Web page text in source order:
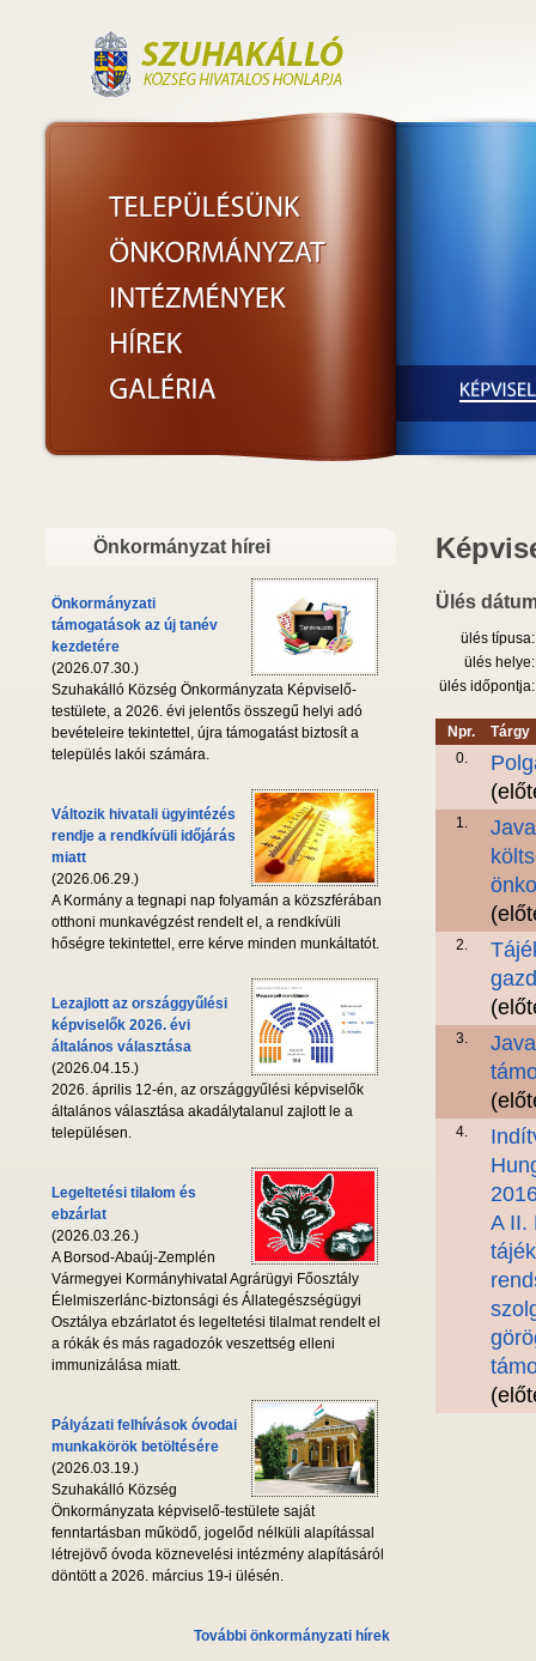
Önkormányzat hírei
Önkormányzati
támogatások az új tanév
kezdetére
(2026.07.30.)
Szuhakálló Község Önkormányzata Képviselő-
testülete, a 2026. évi jelentős összegű helyi adó
bevételeire tekintettel, újra támogatást biztosít a
település lakói számára.
Változik hivatali ügyintézés
rendje a rendkívüli időjárás
miatt
(2026.06.29.)
A Kormány a tegnapi nap folyamán a közszférában
otthoni munkavégzést rendelt el, a rendkívüli
hőségre tekintettel, erre kérve minden munkáltatót.
Lezajlott az országgyűlési
képviselők 2026. évi
általános választása
(2026.04.15.)
2026. április 12-én, az országgyűlési képviselők
általános választása akadálytalanul zajlott le a
településen.
Legeltetési tilalom és
ebzárlat
(2026.03.26.)
A Borsod-Abaúj-Zemplén
Vármegyei Kormányhivatal Agrárügyi Főosztály
Élelmiszerlánc-biztonsági és Állategészségügyi
Osztálya ebzárlatot és legeltetési tilalmat rendelt el
a rókák és más ragadozók veszettség elleni
immunizálása miatt.
Pályázati felhívások óvodai
munkakörök betöltésére
(2026.03.19.)
Szuhakálló Község
Önkormányzata képviselő-testülete saját
fenntartásban működő, jogelőd nélküli alapítással
létrejövő óvoda köznevelési intézmény alapításáról
döntött a 2026. március 19-i ülésén.
További önkormányzati hírek
Ülés
ülés típusa:
ülés helye:
ülés időpontja:
Npr.
Tárgy
0.
1.
2.
3.
4.
A II.